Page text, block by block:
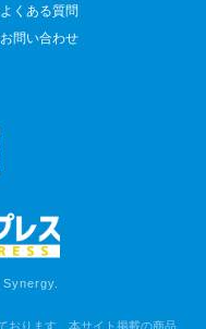
よくある質問
お問い合わせ
おります。本サイト掲載の商品